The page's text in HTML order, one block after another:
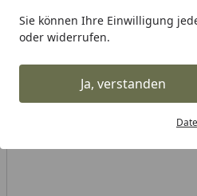
Sie können Ihre Einwilligung
oder widerrufen.
Ja, verstanden
Dein
Hartje Fahrradteile